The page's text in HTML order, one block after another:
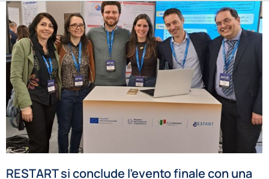
RESTART si conclude l’evento finale con una